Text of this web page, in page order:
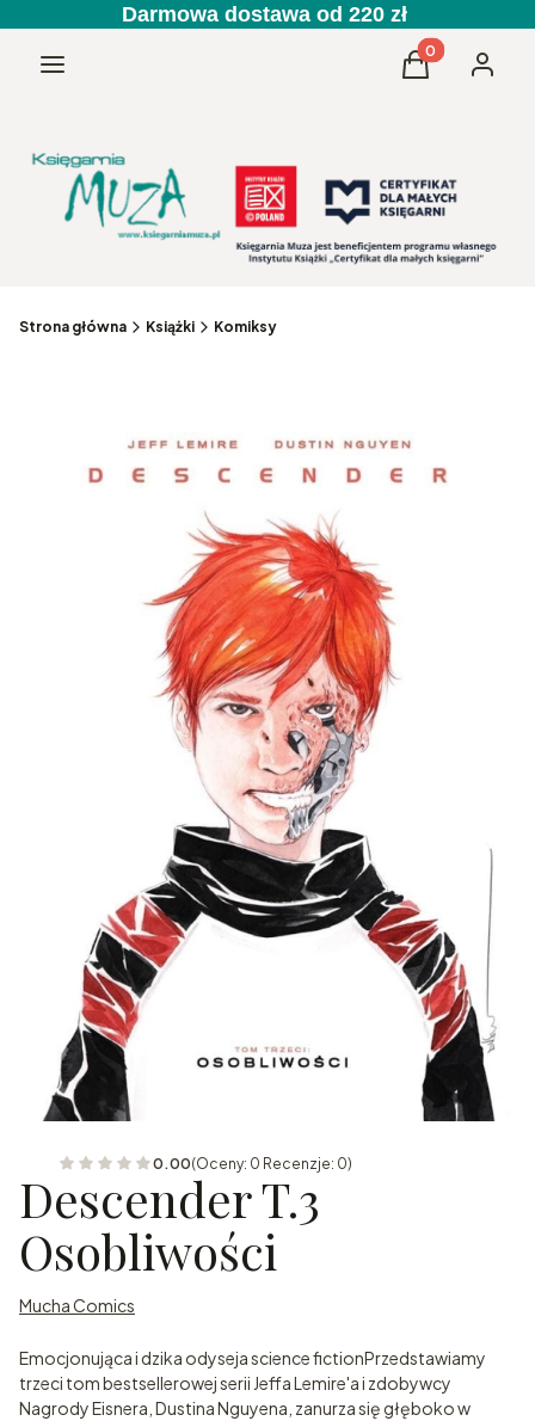
Darmowa dostawa od 220 zł
Menu Produkty w
Koszyk
Strona główna Książki Komiksy
0.00(Oceny: 0 Recenzje: 0)
Descender T.3
Osobliwości
Mucha Comics
Emocjonująca i dzika odyseja science fictionPrzedstawiamy
trzeci tom bestsellerowej serii Jeffa Lemire'a i zdobywcy
Nagrody Eisnera, Dustina Nguyena, zanurza się głęboko w